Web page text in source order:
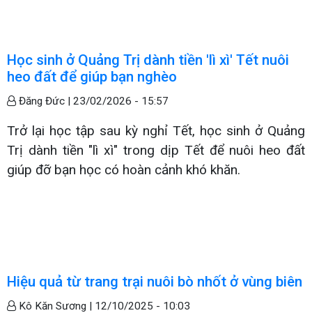
Học sinh ở Quảng Trị dành tiền 'lì xì' Tết nuôi
heo đất để giúp bạn nghèo
Đăng Đức | 23/02/2026 - 15:57
Trở lại học tập sau kỳ nghỉ Tết, học sinh ở Quảng
Trị dành tiền "lì xì" trong dịp Tết để nuôi heo đất
giúp đỡ bạn học có hoàn cảnh khó khăn.
Hiệu quả từ trang trại nuôi bò nhốt ở vùng biên
Kô Kăn Sương | 12/10/2025 - 10:03